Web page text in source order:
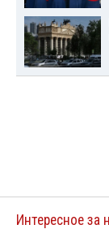
Интересное за